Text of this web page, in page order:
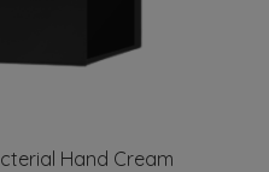
Hand Cream